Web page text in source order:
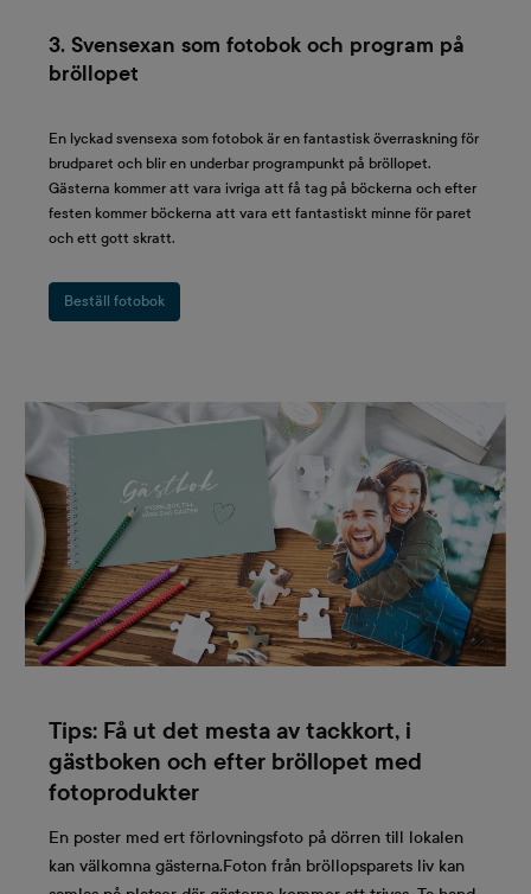
3. Svensexan som fotobok och program på
bröllopet
En lyckad svensexa som fotobok är en fantastisk överraskning för
brudparet och blir en underbar programpunkt på bröllopet.
Gästerna kommer att vara ivriga att få tag på böckerna och efter
festen kommer böckerna att vara ett fantastiskt minne för paret
och ett gott skratt.
Beställ fotobok
Tips: Få ut det mesta av tackkort, i
gästboken och efter bröllopet med
fotoprodukter
En poster med ert förlovningsfoto på dörren till lokalen
kan välkomna gästerna.Foton från bröllopsparets liv kan